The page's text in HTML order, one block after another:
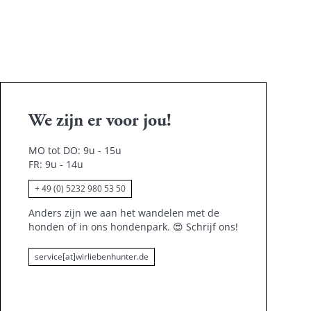
We zijn er voor jou!
MO tot DO: 9u - 15u
FR: 9u - 14u
+ 49 (0) 5232 980 53 50
Anders zijn we aan het wandelen met de
honden of in ons hondenpark. 😍 Schrijf ons!
service[at]wirliebenhunter.de